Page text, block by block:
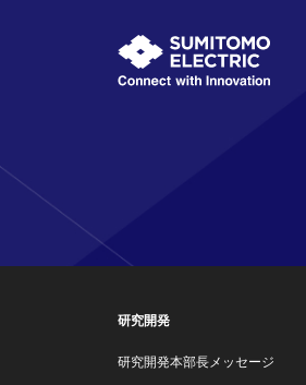
研究開発
研究開発本部長メッセージ